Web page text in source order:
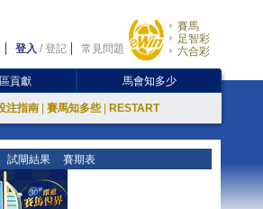
登入 /登記 常見問題
賽馬
足智彩
六合彩
貢獻 馬會知多少
注指南 賽馬知多些 RESTART
試閘結果 賽期表